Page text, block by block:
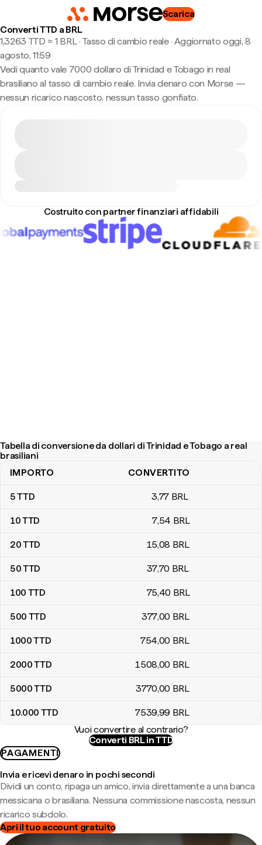
Scarica
Converti TTD a BRL
1,3263 TTD ≈ 1 BRL · Tasso di cambio reale· Aggiornato oggi, 8
agosto, 11:59
Vedi quanto vale 7000 dollaro di Trinidad e Tobago in real
brasiliano al tasso di cambio reale. Invia denaro con Morse —
nessun ricarico nascosto, nessun tasso gonfiato.
Costruito con partner finanziari affidabili
Tabella di conversione da dollari di Trinidad e Tobago a real
brasiliani
Tabella di conversione da dollari di Trinidad e Tobago a real
IMPORTO CONVERTITO
5TTD 3,77 BRL
10TTD 7,54 BRL
20TTD 15,08 BRL
50TTD 37,70 BRL
100 TTD 75,40 BRL
500 TTD 377,00 BRL
1000TTD 754,00 BRL
2000TTD 1508,00 BRL
5000TTD 3770,00 BRL
10.000 TTD 7539,99 BRL
Vuoi convertire al contrario?
Converti BRL in TTD
PAGAMENTI
Invia e ricevi denaro in pochi secondi
Dividi un conto, ripaga un amico, invia direttamente a una banca
messicana o brasiliana. Nessuna commissione nascosta, nessun
ricarico subdolo.
Apri il tuo account gratuito